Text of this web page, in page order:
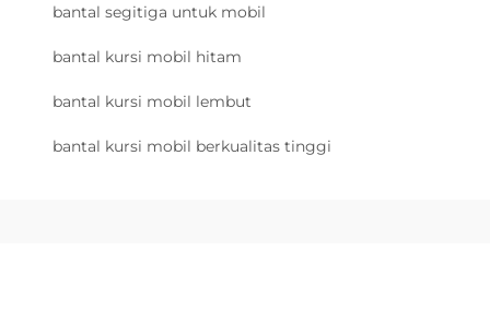
bantal segitiga untuk mobil
bantal kursi mobil hitam
bantal kursi mobil lembut
bantal kursi mobil berkualitas tinggi